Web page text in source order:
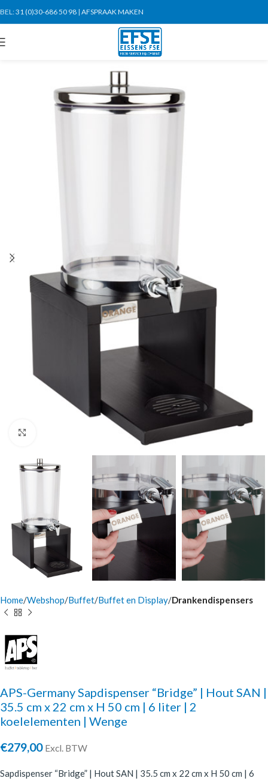
BEL:31 (0)30-686 50 98 | AFSPRAAK MAKEN
Home Webshop Buffet Buffet en Display Drankendispensers
APS-Germany Sapdispenser “Bridge” | Hout SAN |
35.5 cm x 22 cm x H 50 cm | 6 liter | 2
koelelementen | Wenge
€279,00 Excl. BTW
Sapdispenser “Bridge” | Hout SAN | 35.5 cm x 22 cm x H 50 cm | 6